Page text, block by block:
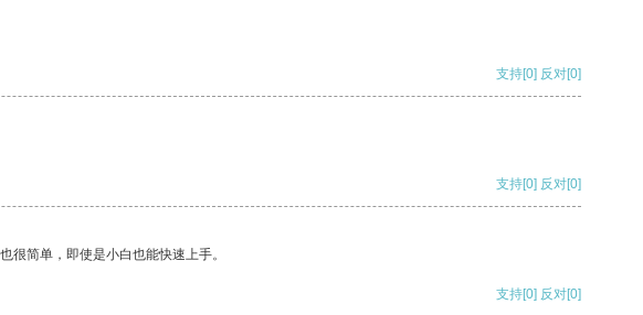
支持[0] 反对[0]
支持[0] 反对[0]
简单，即使是小白也能快速上手。
支持[0] 反对[0]